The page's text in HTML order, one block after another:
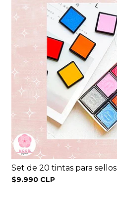
Set de 20 tintas para sellos
$9.990 CLP